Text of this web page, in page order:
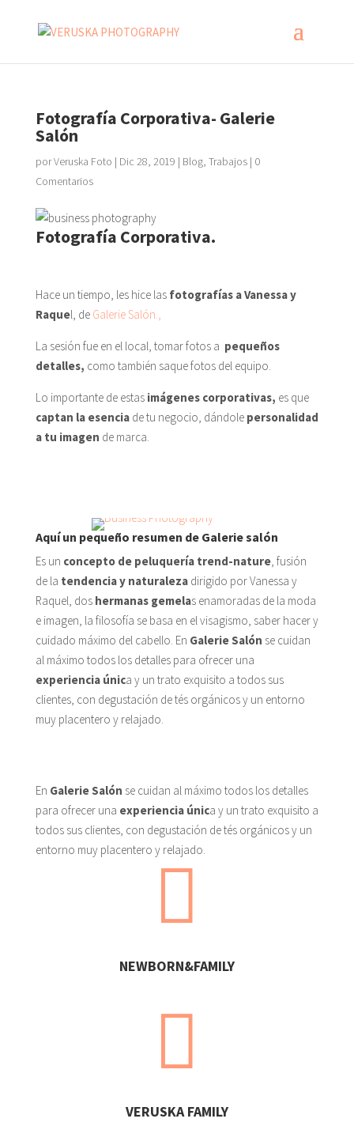
Fotografía Corporativa- Galerie
Salón
porVeruska Foto | Dic 28, 2019 | Blog, Trabajos| 0
Comentarios
Fotografía Corporativa.
Hace un tiempo, les hice lasfotografías a Vanessa y
Raquel, de Galerie Salón.,
La sesión fue en el local, tomar fotos a pequeños
detalles, como también saque fotos del equipo.
Lo importante de estas imágenes corporativas, es que
captan la esenciade tu negocio, dándole personalidad
a tu imagen de marca.
Aquí un pequeño resumen de Galerie salón
Es un concepto de peluquería trend-nature, fusión
de la tendencia y naturalezadirigido por Vanessa y
Raquel, dos hermanas gemelas enamoradas de la moda
e imagen, la filosofía se basa en el visagismo, saber hacer y
cuidado máximo del cabello. En Galerie Salón se cuidan
al máximo todos los detalles para ofrecer una
experiencia única y un trato exquisito a todos sus
clientes, con degustación de tés orgánicos y un entorno
muy placentero y relajado.
En Galerie Salón se cuidan al máximo todos los detalles
para ofrecer una experiencia única y un trato exquisito a
todos sus clientes, con degustación de tés orgánicos y un
entorno muy placentero y relajado.

NEWBORN&FAMILY

VERUSKA FAMILY